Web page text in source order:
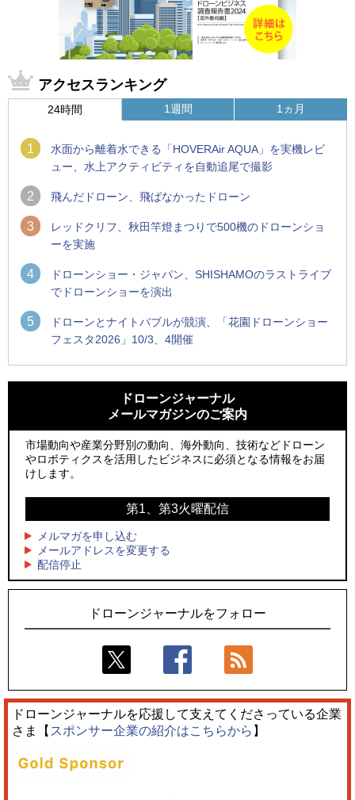
アクセスランキング
24時間
1
水面から離着水できる「HOVERAir AQUA」を実機レビ
ュー、水上アクティビティを自動追尾で撮影
2 飛んだドローン、飛ばなかったドローン
3
レッドクリフ、秋田竿燈まつりで500機のドローンショ
ーを実施
4
ドローンショー・ジャパン、SHISHAMOのラストライブ
でドローンショーを演出
5
ドローンとナイトバブルが競演、「花園ドローンショー
フェスタ2026」10/3、4開催
1週間
ーンが採択、国産機で量産調達を目指す
水面から離着水できる「HOVERAir AQUA」を実機レビュー、
水上アクティビティを自動追尾で撮影
飛んだドローン、飛ばなかったドローン
ドローンとナイトバブルが競演、「花園ドローンショーフェ
スタ2026」10/3、4開催
レーシングカーの製造技術をドローンへ、トピアが大型機と
量産構想を公開
1ヵ月
ン」とドローンショーによる新演出を実施
防衛装備庁「迎撃ドローン早期取得プログラム」にテラドロ
ーンが採択、国産機で量産調達を目指す
水面から離着水できる「HOVERAir AQUA」を実機レビュー、
サザンビーチちがさき花火大会で「復活の花火」打ち上げ、
キリンビールがライブ中継と連動した支援企画
飛んだドローン、飛ばなかったドローン
ドローンジャーナル
メールマガジンのご案内
市場動向や産業分野別の動向、海外動向、技術などドローン
やロボティクスを活用したビジネスに必須となる情報をお届
けします。
第1、第3火曜配信
メルマガを申し込む
メールアドレスを変更する
配信停止
ドローンジャーナルをフォロー
ドローンジャーナルを応援して支えてくださっている企業
さま【 スポンサー企業の紹介はこちらから 】